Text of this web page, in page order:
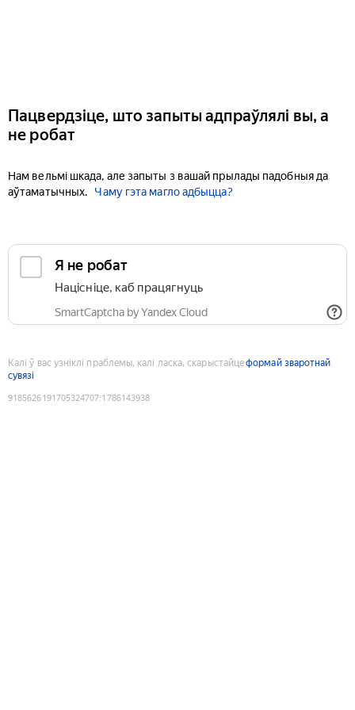
Пацвердзіце, што запыты адпраўлялі вы, а
не робат
Нам вельмі шкада, але запыты з вашай прылады падобныя да
аўтаматычных.
Чаму гэта магло адбыцца?
Я не робат
Націсніце, каб працягнуць
SmartCaptcha by Yandex Cloud
Калі ў вас узніклі праблемы, калі ласка, скарыстайцеформай зваротнай
сувязі
9185626191705324707:1786143938